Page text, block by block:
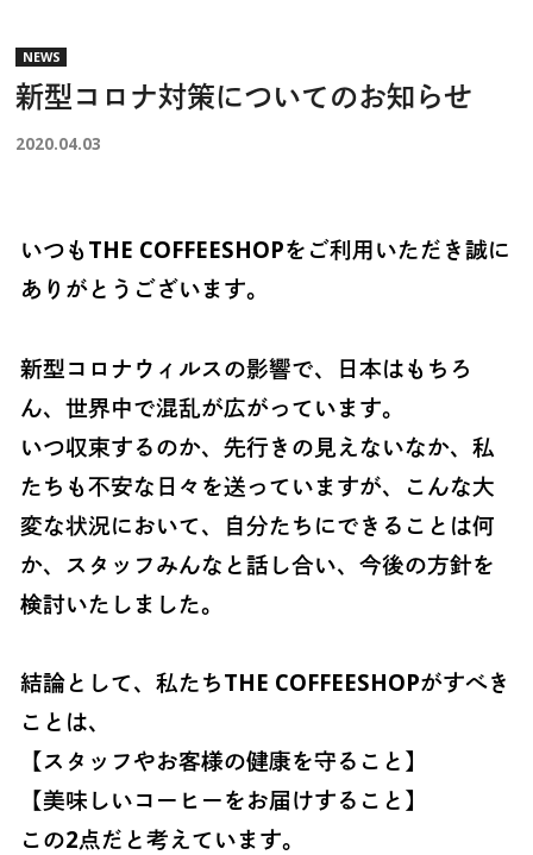
NEWS
新型コロナ対策についてのお知らせ
2020.04.03
いつもTHE COFFEESHOPをご利用いただき誠に
ありがとうございます。
新型コロナウィルスの影響で、日本はもちろ
ん、世界中で混乱が広がっています。
いつ収束するのか、先行きの見えないなか、私
たちも不安な日々を送っていますが、こんな大
変な状況において、自分たちにできることは何
か、スタッフみんなと話し合い、今後の方針を
検討いたしました。
結論として、私たちTHE COFFEESHOPがすべき
ことは、
【スタッフやお客様の健康を守ること】
【美味しいコーヒーをお届けすること】
この2点だと考えています。